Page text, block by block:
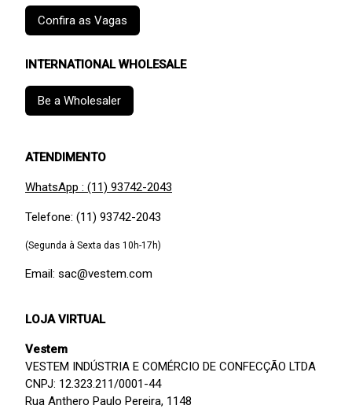
Confira as Vagas
INTERNATIONAL WHOLESALE
Be a Wholesaler
ATENDIMENTO
WhatsApp : (11) 93742-2043
Telefone: (11) 93742-2043
(Segunda à Sexta das 10h-17h)
Email: sac@vestem.com
LOJA VIRTUAL
Vestem
VESTEM INDÚSTRIA E COMÉRCIO DE CONFECÇÃO LTDA
CNPJ: 12.323.211/0001-44
Rua Anthero Paulo Pereira, 1148